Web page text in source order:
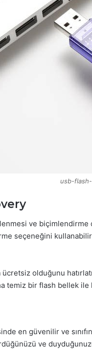
usb-
ve
seçeneğini
olduğunu
bir flash bellek ile
en güvenilir ve
ve